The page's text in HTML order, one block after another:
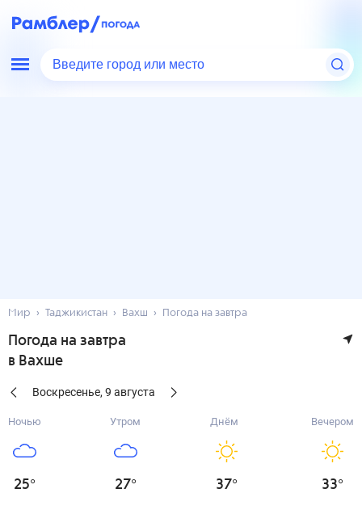
Введите город или место
Мир Таджикистан Вахш Погода на завтра
Погода на завтра
в Вахше
Воскресенье, 9 августа
Ночью
25°
Утром
27°
Днём
37°
Вечером
33°